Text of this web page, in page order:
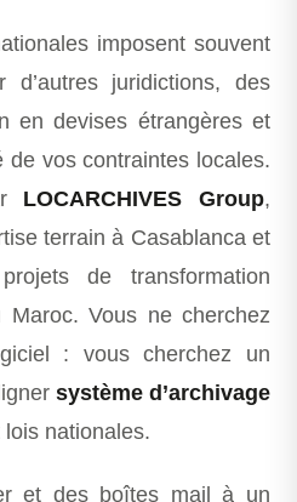
imposent souvent
juridictions, des
en devises étrangères et
de vos contraintes locales.
LOCARCHIVES Group,
terrain à Casablanca et
de transformation
Vous ne cherchez
: vous cherchez un
système d’archivage
nationales.
et des boîtes mail à un